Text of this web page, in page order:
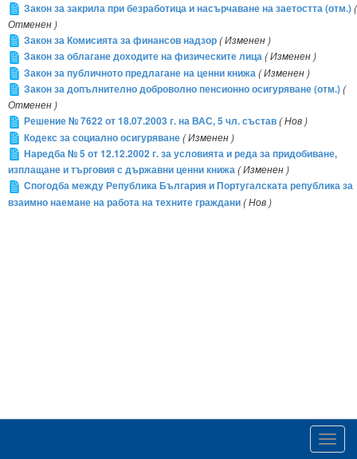
Закон за закрила при безработица и насърчаване на заетостта (отм.)(
Отменен )
Закон за Комисията за финансов надзор( Изменен )
Закон за облагане доходите на физическите лица( Изменен )
Закон за публичното предлагане на ценни книжа( Изменен )
Закон за допълнително доброволно пенсионно осигуряване (отм.)(
Отменен )
Решение № 7622 от 18.07.2003 г. на ВАС, 5 чл. състав( Нов )
Кодекс за социално осигуряване( Изменен )
Наредба № 5 от 12.12.2002 г. за условията и реда за придобиване,
изплащане и търговия с държавни ценни книжа( Изменен )
Спогодба между Република България и Португалската република за
взаимно наемане на работа на техните граждани( Нов )